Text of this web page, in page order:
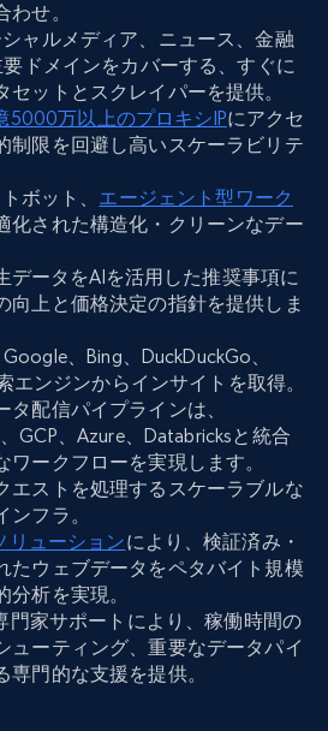
せ。
ャルメディア、ニュース、金融
ドメインをカバーする、すぐに
セットとスクレイパーを提供。
5000万以上のプロキシIPにアクセ
制限を回避し高いスケーラビリテ
ボット、 エージェント型ワーク
化された構造化・クリーンなデー
データをAIを活用した推奨事項に
向上と価格決定の指針を提供しま
Google、Bing、DuckDuckGo、
エンジンからインサイトを取得。
タ配信パイプラインは、
GCP、Azure、Databricksと統合
ワークフローを実現します。
エストを処理するスケーラブルな
フラ。
リューションにより、検証済み・
たウェブデータをペタバイト規模
分析を実現。
門家サポートにより、稼働時間の
ューティング、重要なデータパイ
専門的な支援を提供。